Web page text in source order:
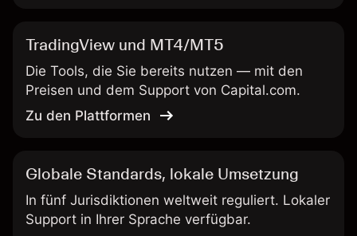
TradingView und MT4/MT5
Die Tools, die Sie bereits nutzen — mit den
Preisen und dem Support von Capital.com.
Zu den Plattformen
Globale Standards, lokale Umsetzung
In fünf Jurisdiktionen weltweit reguliert. Lokaler
Support in Ihrer Sprache verfügbar.